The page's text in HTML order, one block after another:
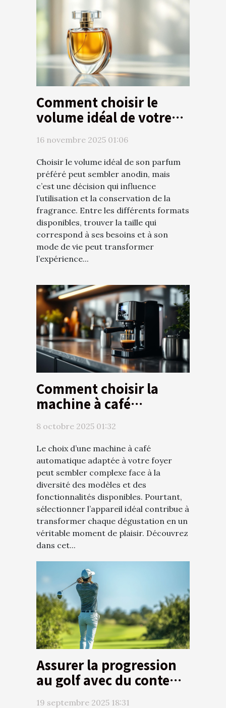
Comment choisir le
volume idéal de votre
parfum préféré?
16 novembre 2025 01:06
Choisir le volume idéal de son parfum
préféré peut sembler anodin, mais
c’est une décision qui influence
l’utilisation et la conservation de la
fragrance. Entre les différents formats
disponibles, trouver la taille qui
correspond à ses besoins et à son
mode de vie peut transformer
l’expérience...
Comment choisir la
machine à café
automatique idéale
pour votre foyer ?
8 octobre 2025 01:32
Le choix d’une machine à café
automatique adaptée à votre foyer
peut sembler complexe face à la
diversité des modèles et des
fonctionnalités disponibles. Pourtant,
sélectionner l’appareil idéal contribue à
transformer chaque dégustation en un
véritable moment de plaisir. Découvrez
dans cet...
Assurer la progression
au golf avec du contenu
vidéo de qualité
19 septembre 2025 18:31